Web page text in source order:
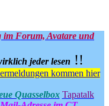
im Forum, Avatare und
jeder lesen !!
kommen hier
Quasselbox Tapatalk